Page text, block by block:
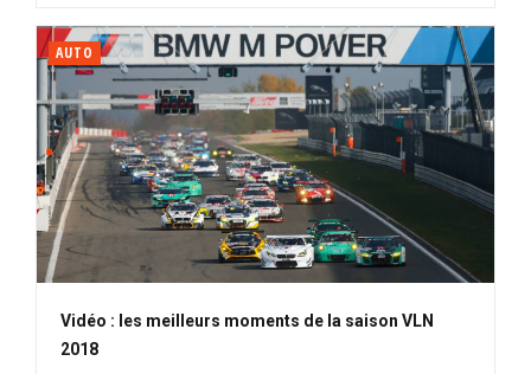
AUTO
Vidéo : les meilleurs moments de la saison VLN
2018